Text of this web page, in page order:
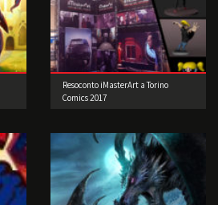
Resoconto iMasterArt a Torino
Comics 2017